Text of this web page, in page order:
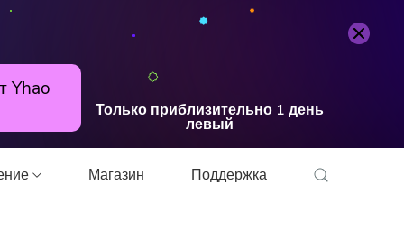
Yhao
Только приблизительно 1 день
левый
Магазин Поддержка